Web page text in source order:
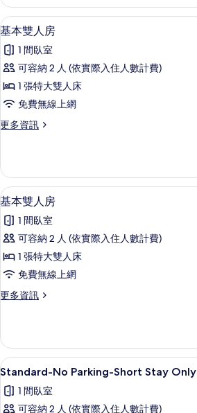
有
相
片
雙
人
房
詳
情
顯
示
基
本
雙
房
所
有
相
片
11
基本雙人房
1 間臥室
可容納 2 人 (依實際入住人數計費)
1 張特大雙人床
免費無線上網
更多資訊
更
雙
人
房
詳
情
顯
示
基
本
雙
房
所
有
相
片
11
基本雙人房
1 間臥室
可容納 2 人 (依實際入住人數計費)
1 張特大雙人床
免費無線上網
更多資訊
更
雙
人
房
詳
情
顯
示
Standard-
7
Standard-No Parking-Short Stay Only
1 間臥室
可容納 2 人 (依實際入住人數計費)